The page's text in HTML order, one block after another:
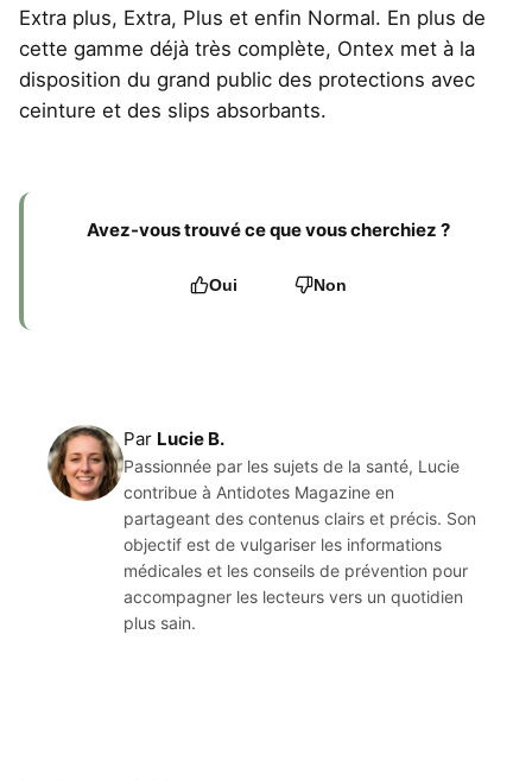
Extra plus, Extra, Plus et enfin Normal. En plus de
cette gamme déjà très complète, Ontex met à la
disposition du grand public des protections avec
ceinture et des slips absorbants.
Avez-vous trouvé ce que vous cherchiez ?
Oui Non
Par Lucie B.
Passionnée par les sujets de la santé, Lucie
contribue à Antidotes Magazine en
partageant des contenus clairs et précis. Son
objectif est de vulgariser les informations
médicales et les conseils de prévention pour
accompagner les lecteurs vers un quotidien
plus sain.